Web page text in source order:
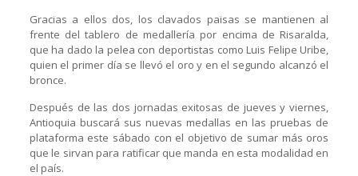
Gracias a ellos dos, los clavados paisas se mantienen al
frente del tablero de medallería por encima de Risaralda,
que ha dado la pelea con deportistas como Luis Felipe Uribe,
quien el primer día se llevó el oro y en el segundo alcanzó el
bronce.
Después de las dos jornadas exitosas de jueves y viernes,
Antioquia buscará sus nuevas medallas en las pruebas de
plataforma este sábado con el objetivo de sumar más oros
que le sirvan para ratificar que manda en esta modalidad en
el país.